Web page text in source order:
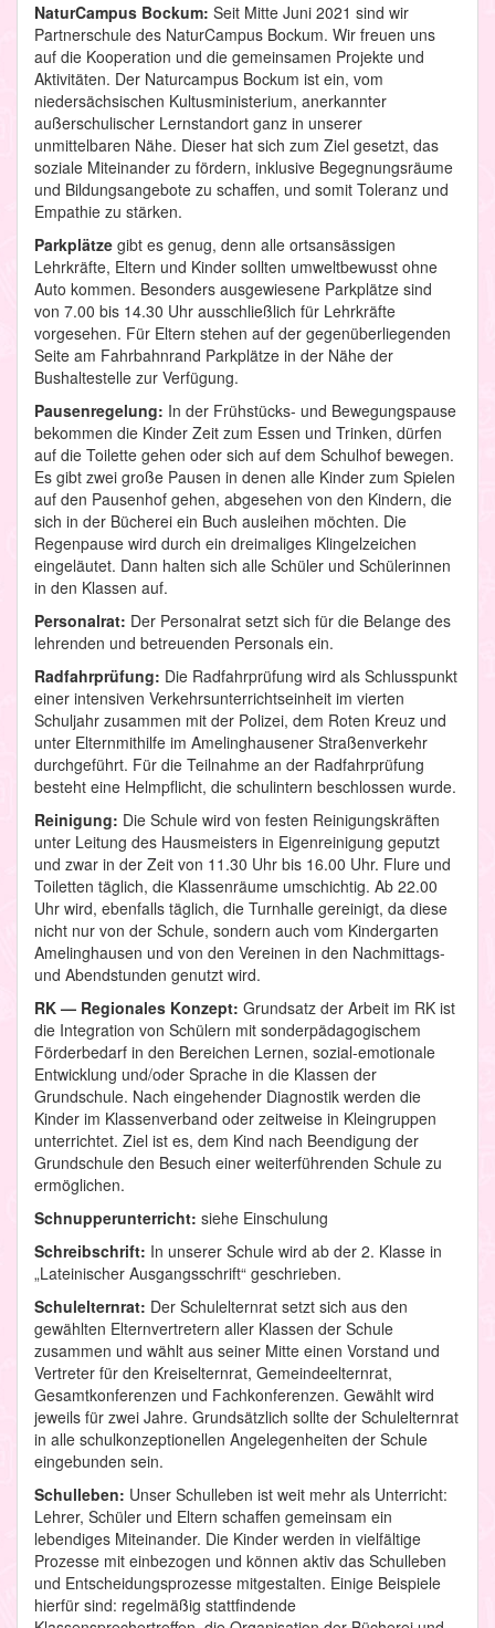
NaturCampus Bockum: Seit Mitte Juni 2021 sind wir
Partnerschule des NaturCampus Bockum. Wir freuen uns
auf die Kooperation und die gemeinsamen Projekte und
Aktivitäten. Der Naturcampus Bockum ist ein, vom
niedersächsischen Kultusministerium, anerkannter
außerschulischer Lernstandort ganz in unserer
unmittelbaren Nähe. Dieser hat sich zum Ziel gesetzt, das
soziale Miteinander zu fördern, inklusive Begegnungsräume
und Bildungsangebote zu schaffen, und somit Toleranz und
Empathie zu stärken.
Parkplätze gibt es genug, denn alle ortsansässigen
Lehrkräfte, Eltern und Kinder sollten umweltbewusst ohne
Auto kommen. Besonders ausgewiesene Parkplätze sind
von 7.00 bis 14.30 Uhr ausschließlich für Lehrkräfte
vorgesehen. Für Eltern stehen auf der gegenüberliegenden
Seite am Fahrbahnrand Parkplätze in der Nähe der
Bushaltestelle zur Verfügung.
Pausenregelung: In der Frühstücks- und Bewegungspause
bekommen die Kinder Zeit zum Essen und Trinken, dürfen
auf die Toilette gehen oder sich auf dem Schulhof bewegen.
Es gibt zwei große Pausen in denen alle Kinder zum Spielen
auf den Pausenhof gehen, abgesehen von den Kindern, die
sich in der Bücherei ein Buch ausleihen möchten. Die
Regenpause wird durch ein dreimaliges Klingelzeichen
eingeläutet. Dann halten sich alle Schüler und Schülerinnen
in den Klassen auf.
Personalrat: Der Personalrat setzt sich für die Belange des
lehrenden und betreuenden Personals ein.
Radfahrprüfung: Die Radfahrprüfung wird als Schlusspunkt
einer intensiven Verkehrsunterrichtseinheit im vierten
Schuljahr zusammen mit der Polizei, dem Roten Kreuz und
unter Elternmithilfe im Amelinghausener Straßenverkehr
durchgeführt. Für die Teilnahme an der Radfahrprüfung
besteht eine Helmpflicht, die schulintern beschlossen wurde.
Reinigung: Die Schule wird von festen Reinigungskräften
unter Leitung des Hausmeisters in Eigenreinigung geputzt
und zwar in der Zeit von 11.30 Uhr bis 16.00 Uhr. Flure und
Toiletten täglich, die Klassenräume umschichtig. Ab 22.00
Uhr wird, ebenfalls täglich, die Turnhalle gereinigt, da diese
nicht nur von der Schule, sondern auch vom Kindergarten
Amelinghausen und von den Vereinen in den Nachmittags-
und Abendstunden genutzt wird.
RK — Regionales Konzept: Grundsatz der Arbeit im RK ist
die Integration von Schülern mit sonderpädagogischem
Förderbedarf in den Bereichen Lernen, sozial-emotionale
Entwicklung und/oder Sprache in die Klassen der
Grundschule. Nach eingehender Diagnostik werden die
Kinder im Klassenverband oder zeitweise in Kleingruppen
unterrichtet. Ziel ist es, dem Kind nach Beendigung der
Grundschule den Besuch einer weiterführenden Schule zu
ermöglichen.
Schnupperunterricht: siehe Einschulung
Schreibschrift: In unserer Schule wird ab der 2. Klasse in
„Lateinischer Ausgangsschrift“ geschrieben.
Schulelternrat: Der Schulelternrat setzt sich aus den
gewählten Elternvertretern aller Klassen der Schule
zusammen und wählt aus seiner Mitte einen Vorstand und
Vertreter für den Kreiselternrat, Gemeindeelternrat,
Gesamtkonferenzen und Fachkonferenzen. Gewählt wird
jeweils für zwei Jahre. Grundsätzlich sollte der Schulelternrat
in alle schulkonzeptionellen Angelegenheiten der Schule
eingebunden sein.
Schulleben: Unser Schulleben ist weit mehr als Unterricht:
Lehrer, Schüler und Eltern schaffen gemeinsam ein
lebendiges Miteinander. Die Kinder werden in vielfältige
Prozesse mit einbezogen und können aktiv das Schulleben
und Entscheidungsprozesse mitgestalten. Einige Beispiele
hierfür sind: regelmäßig stattfindende